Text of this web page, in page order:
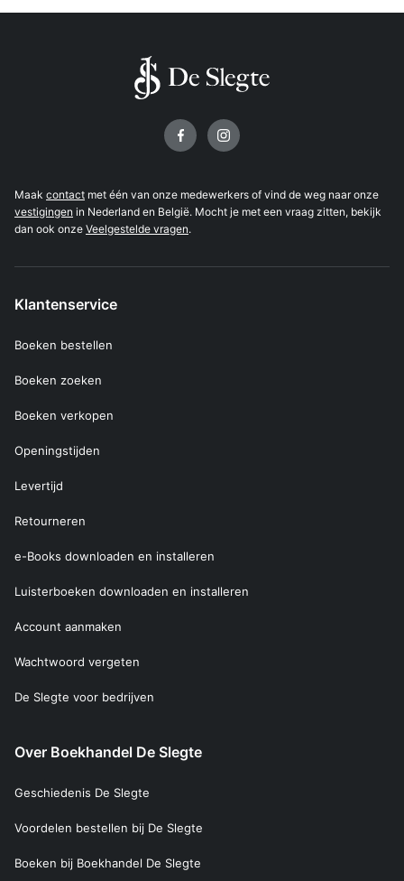
Maak contact met één van onze medewerkers of vind de weg naar onze
vestigingen in Nederland en België. Mocht je met een vraag zitten, bekijk
dan ook onze Veelgestelde vragen.
Klantenservice
Boeken bestellen
Boeken zoeken
Boeken verkopen
Openingstijden
Levertijd
Retourneren
e-Books downloaden en installeren
Luisterboeken downloaden en installeren
Account aanmaken
Wachtwoord vergeten
De Slegte voor bedrijven
Over Boekhandel De Slegte
Geschiedenis De Slegte
Voordelen bestellen bij De Slegte
Boeken bij Boekhandel De Slegte